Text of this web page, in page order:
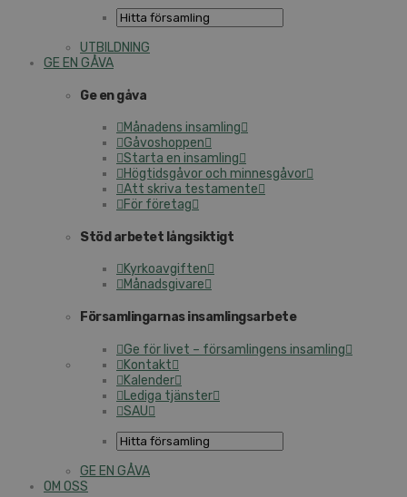
UTBILDNING
GE EN GÅVA
Ge en gåva
Månadens insamling
Gåvoshoppen
Starta en insamling
Högtidsgåvor och minnesgåvor
Att skriva testamente
För företag
Stöd arbetet långsiktigt
Kyrkoavgiften
Månadsgivare
Församlingarnas insamlingsarbete
Ge för livet – församlingens insamling
Kontakt
Kalender
Lediga tjänster
SAU
GE EN GÅVA
OM OSS